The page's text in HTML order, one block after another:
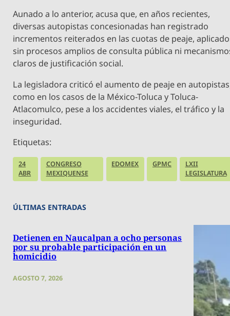
Aunado a lo anterior, acusa que, en años recientes,
diversas autopistas concesionadas han registrado
incrementos reiterados en las cuotas de peaje,
sin procesos amplios de consulta pública ni
claros de justificación social.
La legisladora criticó el aumento de peaje en
como en los casos de la México-Toluca y Toluca-
Atlacomulco, pese a los accidentes viales, el tráfico y la
inseguridad.
Etiquetas:
24
ABR
CONGRESO
MEXIQUENSE
EDOMEX GPMC
LXII
LEGISLATURA
ÚLTIMAS ENTRADAS
Detienen en Naucalpan a ocho personas
por su probable participación en un
homicidio
AGOSTO 7, 2026